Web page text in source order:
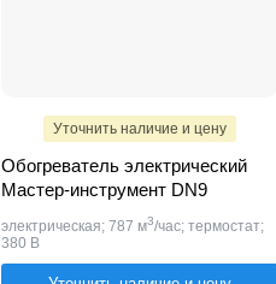
Уточнить наличие и цену
Обогреватель электрический
Мастер-инструмент DN9
электрическая; 787 м3/час; термостат;
380 В